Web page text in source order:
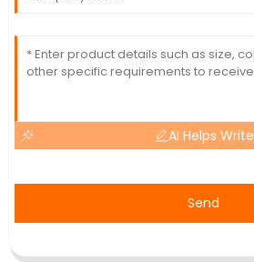
AI Helps Write
Send